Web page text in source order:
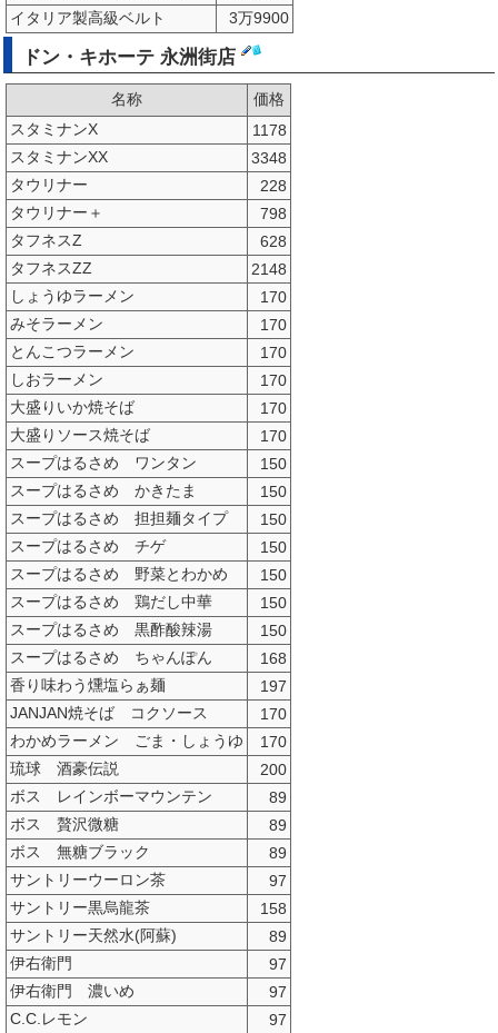
イタリア製高級ベルト
3万9900
ドン・キホーテ 永洲街店
名称
価格
スタミナンX
1178
スタミナンXX
3348
タウリナー
228
タウリナー＋
798
タフネスZ
628
タフネスZZ
2148
しょうゆラーメン
170
みそラーメン
170
とんこつラーメン
170
しおラーメン
170
大盛りいか焼そば
170
大盛りソース焼そば
170
スープはるさめ ワンタン
150
スープはるさめ かきたま
150
スープはるさめ 担担麺タイプ
150
スープはるさめ チゲ
150
スープはるさめ 野菜とわかめ
150
スープはるさめ 鶏だし中華
150
スープはるさめ 黒酢酸辣湯
150
スープはるさめ ちゃんぽん
168
香り味わう燻塩らぁ麺
197
JANJAN焼そば コクソース
170
わかめラーメン ごま・しょうゆ
170
琉球 酒豪伝説
200
ボス レインボーマウンテン
89
ボス 贅沢微糖
89
ボス 無糖ブラック
89
サントリーウーロン茶
97
サントリー黒烏龍茶
158
サントリー天然水(阿蘇)
89
伊右衛門
97
伊右衛門 濃いめ
97
C.C.レモン
97